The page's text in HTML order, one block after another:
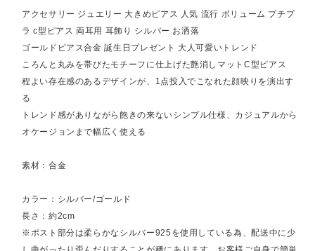
アクセサリー ジュエリー 大きめピアス 人気 流行 ボリューム プチプ
ラ c型ピアス 両耳用 耳飾り シルバー お洒落
ゴールドピアス合金 誕生日プレゼント 大人可愛いトレンド
ころんと丸みを帯びたモチーフに仕上げた艶消しマットC型ピアス
程よい存在感のあるデザインが、1点投入でこなれた顔映りを演出す
る
トレンド感がありながら飽きの来ないシンプル仕様、カジュアルから
オケージョンまで幅広く使える
素材：合金
カラー：シルバー/ゴールド
長さ：約2cm
※ポスト部分は柔らかなシルバー925を使用している為、配送中に少